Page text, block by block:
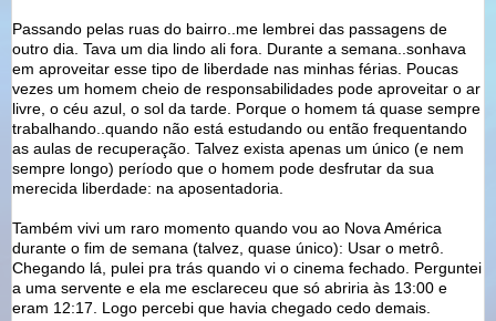
Passando pelas ruas do bairro..me lembrei das passagens de
outro dia. Tava um dia lindo ali fora. Durante a semana..sonhava
em aproveitar esse tipo de liberdade nas minhas férias. Poucas
vezes um homem cheio de responsabilidades pode aproveitar o ar
livre, o céu azul, o sol da tarde. Porque o homem tá quase sempre
trabalhando..quando não está estudando ou então frequentando
as aulas de recuperação. Talvez exista apenas um único (e nem
sempre longo) período que o homem pode desfrutar da sua
merecida liberdade: na aposentadoria.
Também vivi um raro momento quando vou ao Nova América
durante o fim de semana (talvez, quase único): Usar o metrô.
Chegando lá, pulei pra trás quando vi o cinema fechado. Perguntei
a uma servente e ela me esclareceu que só abriria às 13:00 e
eram 12:17. Logo percebi que havia chegado cedo demais.